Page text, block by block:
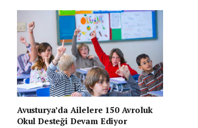
Avusturya’da Ailelere 150 Avroluk
Okul Desteği Devam Ediyor